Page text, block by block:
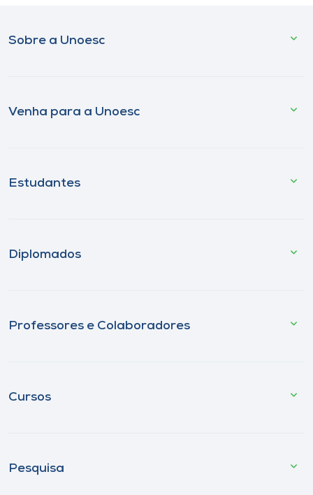
Sobre a Unoesc
Venha para a Unoesc
Estudantes
Diplomados
Professores e Colaboradores
Cursos
Pesquisa